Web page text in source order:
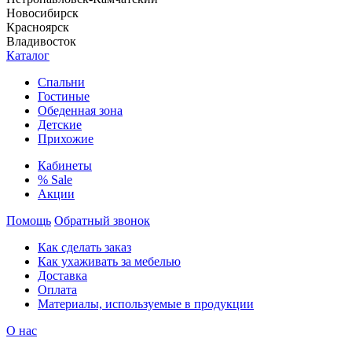
Новосибирск
Красноярск
Владивосток
Каталог
Спальни
Гостиные
Обеденная зона
Детские
Прихожие
Кабинеты
% Sale
Акции
Помощь Обратный звонок
Как сделать заказ
Как ухаживать за мебелью
Доставка
Оплата
Материалы, используемые в продукции
О нас